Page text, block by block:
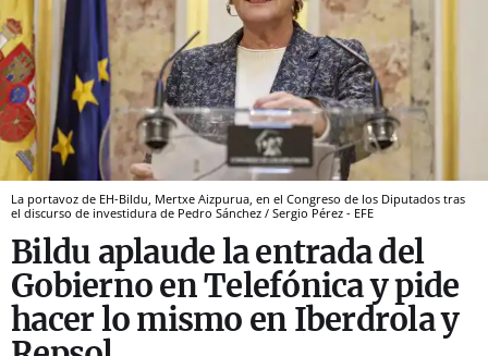
La portavoz de EH-Bildu, Mertxe Aizpurua, en el Congreso de los Diputados tras
el discurso de investidura de Pedro Sánchez / Sergio Pérez - EFE
Bildu aplaude la entrada del
Gobierno en Telefónica y pide
hacer lo mismo en Iberdrola y